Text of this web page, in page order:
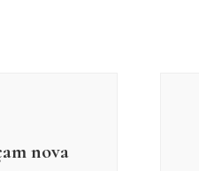
nova